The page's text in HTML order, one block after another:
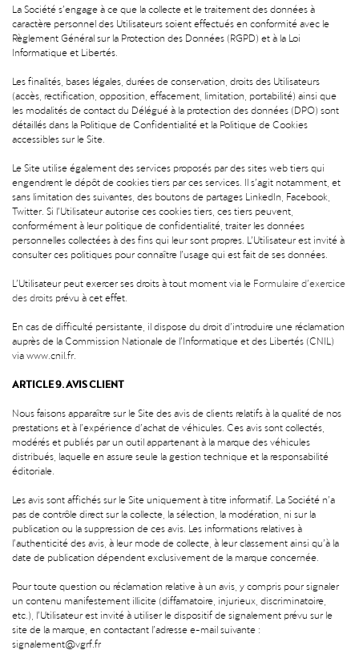
La Société s’engage à ce que la collecte et le traitement des données à
caractère personnel des Utilisateurs soient effectués en conformité avec le
Règlement Général sur la Protection des Données (RGPD) et à la Loi
Informatique et Libertés.
Les finalités, bases légales, durées de conservation, droits des Utilisateurs
(accès, rectification, opposition, effacement, limitation, portabilité) ainsi que
les modalités de contact du Délégué à la protection des données (DPO) sont
détaillés dans la Politique de Confidentialité et la Politique de Cookies
accessibles sur le Site.
Le Site utilise également des services proposés par des sites web tiers qui
engendrent le dépôt de cookies tiers par ces services. Il s’agit notamment, et
sans limitation des suivantes, des boutons de partages LinkedIn, Facebook,
Twitter. Si l’Utilisateur autorise ces cookies tiers, ces tiers peuvent,
conformément à leur politique de confidentialité, traiter les données
personnelles collectées à des fins qui leur sont propres. L’Utilisateur est invité à
consulter ces politiques pour connaître l’usage qui est fait de ses données.
L’Utilisateur peut exercer ses droits à tout moment via le Formulaire d’exercice
des droits prévu à cet effet.
En cas de difficulté persistante, il dispose du droit d’introduire une réclamation
auprès de la Commission Nationale de l’Informatique et des Libertés (CNIL)
via www.cnil.fr.
ARTICLE 9. AVIS CLIENT
Nous faisons apparaître sur le Site des avis de clients relatifs à la qualité de nos
prestations et à l’expérience d’achat de véhicules. Ces avis sont collectés,
modérés et publiés par un outil appartenant à la marque des véhicules
distribués, laquelle en assure seule la gestion technique et la responsabilité
éditoriale.
Les avis sont affichés sur le Site uniquement à titre informatif. La Société n’a
pas de contrôle direct sur la collecte, la sélection, la modération, ni sur la
publication ou la suppression de ces avis. Les informations relatives à
l’authenticité des avis, à leur mode de collecte, à leur classement ainsi qu’à la
date de publication dépendent exclusivement de la marque concernée.
Pour toute question ou réclamation relative à un avis, y compris pour signaler
un contenu manifestement illicite (diffamatoire, injurieux, discriminatoire,
etc.), l’Utilisateur est invité à utiliser le dispositif de signalement prévu sur le
site de la marque, en contactant l’adresse e-mail suivante :
signalement@vgrf.fr